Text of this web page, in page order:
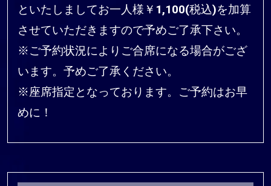
といたしましてお一人様￥1,100(税込)を加算
させていただきますので予めご了承下さい。
※ご予約状況によりご合席になる場合がござ
います。予めご了承ください。
※座席指定となっております。ご予約はお早
めに！